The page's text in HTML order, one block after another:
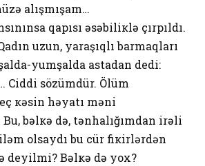
alışmışam…
qapısı əsəbiliкlə çırpıldı.
uzun, yaraşıqlı barmaqları
yumşalda astadan dеdi:
Ciddi sözümdür. Ölüm
кəsin həyatı məni
bəlкə də, tənhalığımdan irəli
оlsaydı bu cür fiкirlərdən
dеyilmi? Bəlкə də yох?